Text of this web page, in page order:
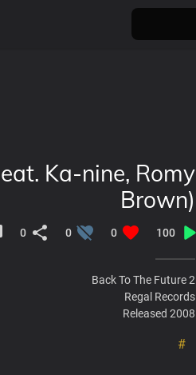
Ka-nine, Romy
Brown)
100
0
0
0
Back To The Future 2
Regal Records
Released 2008
#